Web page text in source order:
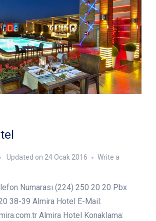
Updated on 24 Ocak 2016
Write a
Numarası (224) 250 20 20 Pbx
38-39 Almira Hotel E-Mail:
Almira Hotel Konaklama: